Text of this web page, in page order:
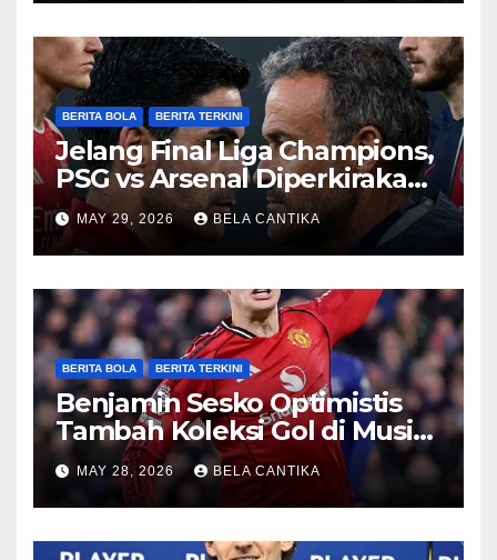
BERITA BOLA BERITA TERKINI
Jelang Final Liga Champions,
PSG vs Arsenal Diperkirakan
Sengit
MAY 29, 2026 BELA CANTIKA
BERITA BOLA BERITA TERKINI
Benjamin Sesko Optimistis
Tambah Koleksi Gol di Musim
2026/27
MAY 28, 2026 BELA CANTIKA